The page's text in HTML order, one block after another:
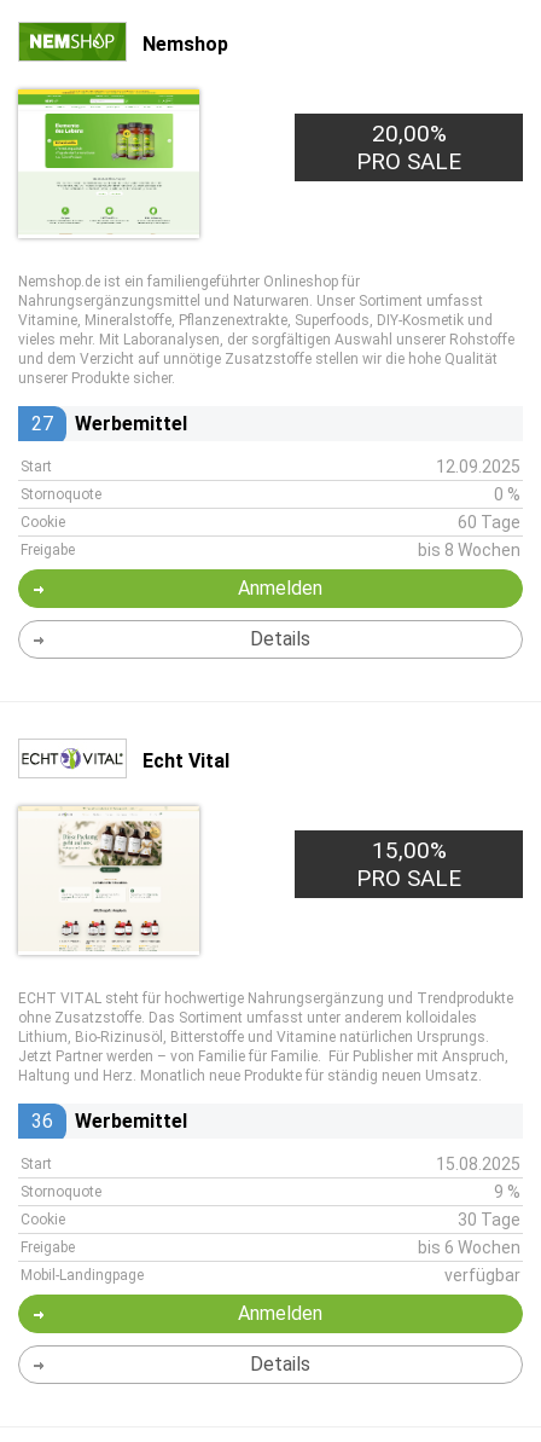
Nemshop
20,00%
PRO SALE
Nemshop.de ist ein familiengeführter Onlineshop für
Nahrungsergänzungsmittel und Naturwaren. Unser Sortiment umfasst
Vitamine, Mineralstoffe, Pflanzenextrakte, Superfoods, DIY-Kosmetik und
vieles mehr. Mit Laboranalysen, der sorgfältigen Auswahl unserer Rohstoffe
und dem Verzicht auf unnötige Zusatzstoffe stellen wir die hohe Qualität
unserer Produkte sicher.
27 Werbemittel
Start 12.09.2025
Stornoquote 0 %
Cookie 60 Tage
Freigabe bis 8 Wochen
Anmelden
Details
Echt Vital
15,00%
PRO SALE
ECHT VITAL steht für hochwertige Nahrungsergänzung und Trendprodukte
ohne Zusatzstoffe. Das Sortiment umfasst unter anderem kolloidales
Lithium, Bio-Rizinusöl, Bitterstoffe und Vitamine natürlichen Ursprungs.
Jetzt Partner werden – von Familie für Familie. Für Publisher mit Anspruch,
Haltung und Herz. Monatlich neue Produkte für ständig neuen Umsatz.
36 Werbemittel
Start 15.08.2025
Stornoquote 9 %
Cookie 30 Tage
Freigabe bis 6 Wochen
Mobil-Landingpage verfügbar
Anmelden
Details